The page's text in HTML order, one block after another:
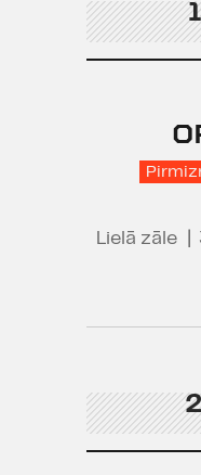
Lielā zāle